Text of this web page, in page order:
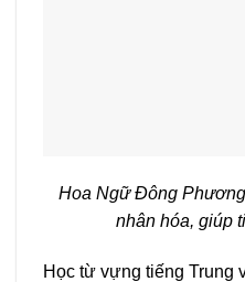
Hoa Ngữ Đông
nhân hóa, giúp
Học từ vựng tiếng Trung